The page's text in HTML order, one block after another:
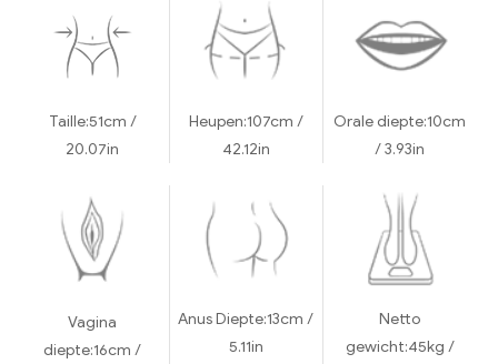
Taille:51cm /
20.07in
Heupen:107cm /
42.12in
Orale diepte:10cm
/ 3.93in
Vagina
diepte:16cm /
Anus Diepte:13cm /
5.11in
Netto
gewicht:45kg /